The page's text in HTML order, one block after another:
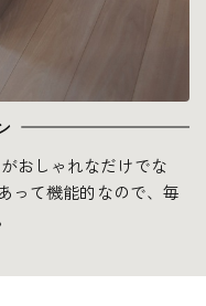
おしゃれなだけでな
って機能的なので、毎